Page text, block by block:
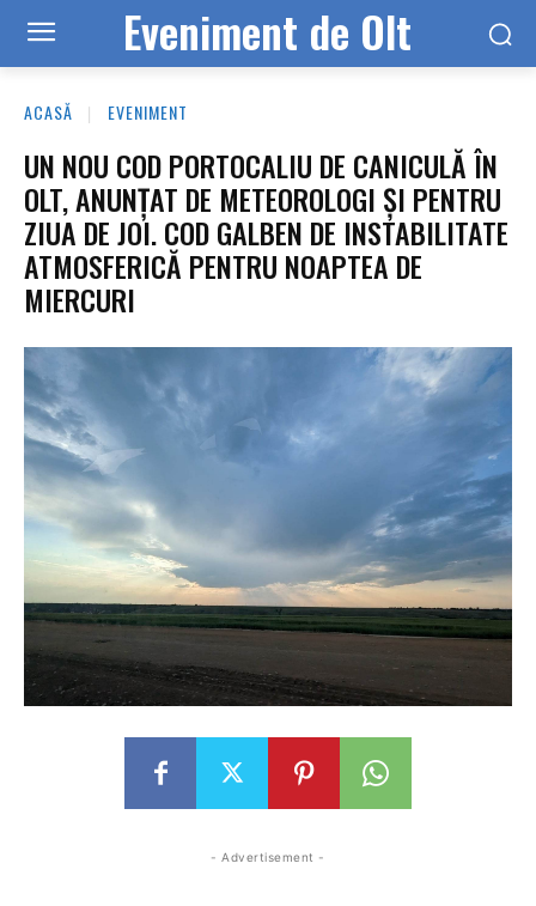
Eveniment de Olt
ACASĂ EVENIMENT
UN NOU COD PORTOCALIU DE CANICULĂ ÎN
OLT, ANUNȚAT DE METEOROLOGI ȘI PENTRU
ZIUA DE JOI. COD GALBEN DE INSTABILITATE
ATMOSFERICĂ PENTRU NOAPTEA DE
MIERCURI
- Advertisement -